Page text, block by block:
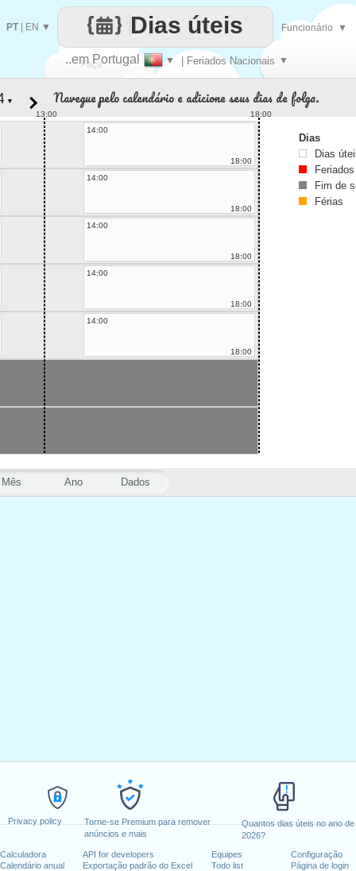
Privacy policy
Torne-se Premium para remover
anúncios e mais
Quantos dias úteis no ano de
2026?
Calculadora
Calendário anual
API for developers
Exportação padrão do Excel
Equipes
Todo list
Configuração
Página de login
Faça
..em Portugal ▼ | Feriados Nacionais ▼
Dias úteis
PT| EN ▼ Funcionário ▼
Mês Ano Dados
▼ Navegue pelo calendário e adicione seus dias de folga.
13:00
18:00
14:00
18:00
14:00
18:00
14:00
18:00
14:00
18:00
14:00
18:00
Dias
Dias
Feriados
Fim de
Férias